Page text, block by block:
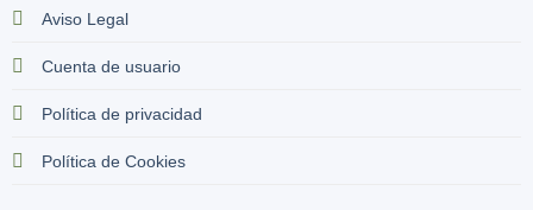
Aviso Legal
Cuenta de usuario
Política de privacidad
Política de Cookies